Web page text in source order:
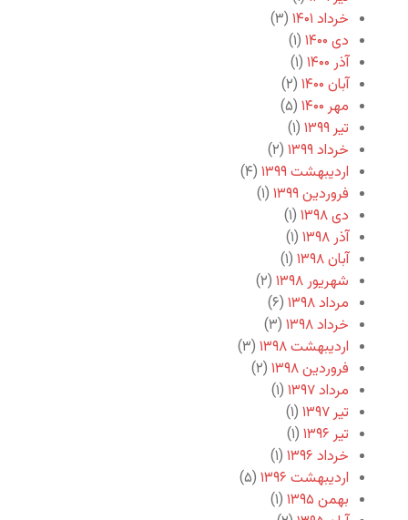
خرداد ۱۴۰۱
(۳)
دی ۱۴۰۰
(۱)
آذر ۱۴۰۰
(۱)
آبان ۱۴۰۰
(۲)
مهر ۱۴۰۰
(۵)
تیر ۱۳۹۹
(۱)
خرداد ۱۳۹۹
(۲)
اردیبهشت ۱۳۹۹
(۴)
فروردین ۱۳۹۹
(۱)
دی ۱۳۹۸
(۱)
آذر ۱۳۹۸
(۱)
آبان ۱۳۹۸
(۱)
شهریور ۱۳۹۸
(۲)
مرداد ۱۳۹۸
(۶)
خرداد ۱۳۹۸
(۳)
اردیبهشت ۱۳۹۸
(۳)
فروردین ۱۳۹۸
(۲)
مرداد ۱۳۹۷
(۱)
تیر ۱۳۹۷
(۱)
تیر ۱۳۹۶
(۱)
خرداد ۱۳۹۶
(۱)
اردیبهشت ۱۳۹۶
(۵)
بهمن ۱۳۹۵
(۱)